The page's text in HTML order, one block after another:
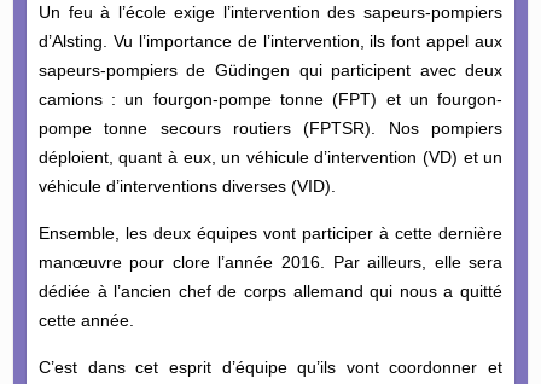
Un feu à l’école exige l’intervention des sapeurs-pompiers
d’Alsting. Vu l’importance de l’intervention, ils font appel aux
sapeurs-pompiers de Güdingen qui participent avec deux
camions : un fourgon-pompe tonne (FPT) et un fourgon-
pompe tonne secours routiers (FPTSR). Nos pompiers
déploient, quant à eux, un véhicule d’intervention (VD) et un
véhicule d’interventions diverses (VID).
Ensemble, les deux équipes vont participer à cette dernière
manœuvre pour clore l’année 2016. Par ailleurs, elle sera
dédiée à l’ancien chef de corps allemand qui nous a quitté
cette année.
C’est dans cet esprit d’équipe qu’ils vont coordonner et